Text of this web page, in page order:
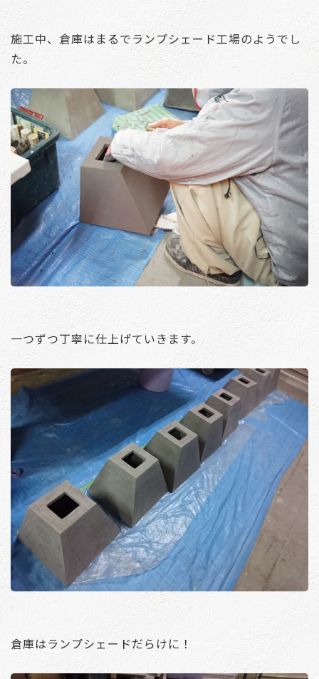
施工中、倉庫はまるでランプシェード工場のようでし
た。
一つずつ丁寧に仕上げていきます。
倉庫はランプシェードだらけに！